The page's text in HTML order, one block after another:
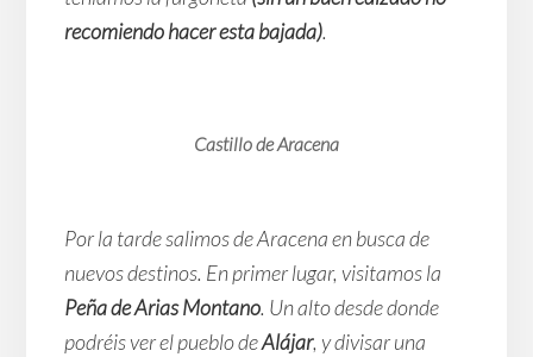
recomiendo hacer esta bajada).
Castillo de Aracena
Por la tarde salimos de Aracena en busca de
nuevos destinos. En primer lugar, visitamos la
Peña de Arias Montano. Un alto desde donde
podréis ver el pueblo deAlájar, y divisar una